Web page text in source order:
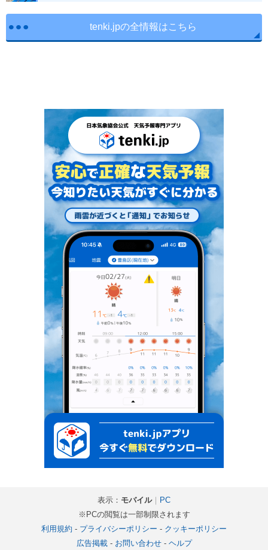
tenki.jpの全情報はこちら
表示： モバイル｜ PC
※PCの閲覧は一部制限されます
利用規約 - プライバシーポリシー - クッキーポリシー
広告掲載- お問い合わせ- ヘルプ